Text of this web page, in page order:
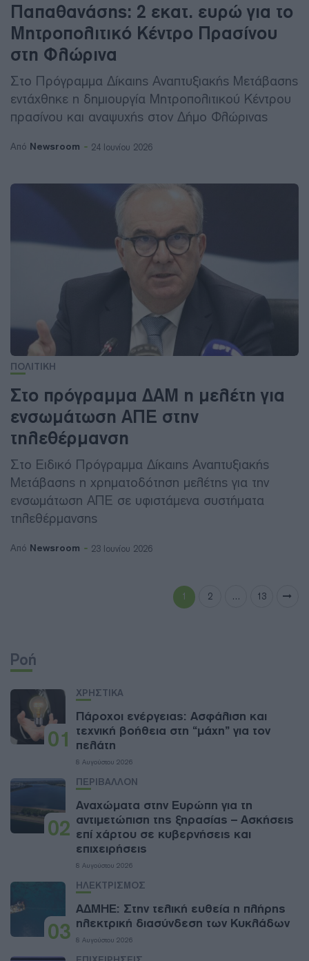
Παπαθανάσης: 2 εκατ. ευρώ για το
Μητροπολιτικό Κέντρο Πρασίνου
στη Φλώρινα
Στο Πρόγραμμα Δίκαιης Αναπτυξιακής Μετάβασης
εντάχθηκε η δημιουργία Μητροπολιτικού Κέντρου
πρασίνου και αναψυχής στον Δήμο Φλώρινας
Από Newsroom 24 Ιουνίου 2026
ΠΟΛΙΤΙΚΗ
Στο πρόγραμμα ΔΑΜ η μελέτη για
ενσωμάτωση ΑΠΕ στην
τηλεθέρμανση
Στο Ειδικό Πρόγραμμα Δίκαιης Αναπτυξιακής
Μετάβασης η χρηματοδότηση μελέτης για την
ενσωμάτωση ΑΠΕ σε υφιστάμενα συστήματα
τηλεθέρμανσης
Από Newsroom 23 Ιουνίου 2026
1 2 … 13
Ροή
01
ΧΡΗΣΤΙΚΑ
Πάροχοι ενέργειας: Ασφάλιση και
τεχνική βοήθεια στη “μάχη” για τον
πελάτη
8 Αυγούστου 2026
02
ΠΕΡΙΒΑΛΛΟΝ
Αναχώματα στην Ευρώπη για τη
αντιμετώπιση της ξηρασίας – Ασκήσεις
επί χάρτου σε κυβερνήσεις και
επιχειρήσεις
8 Αυγούστου 2026
03
ΗΛΕΚΤΡΙΣΜΟΣ
ΑΔΜΗΕ: Στην τελική ευθεία η πλήρης
ηλεκτρική διασύνδεση των Κυκλάδων
8 Αυγούστου 2026